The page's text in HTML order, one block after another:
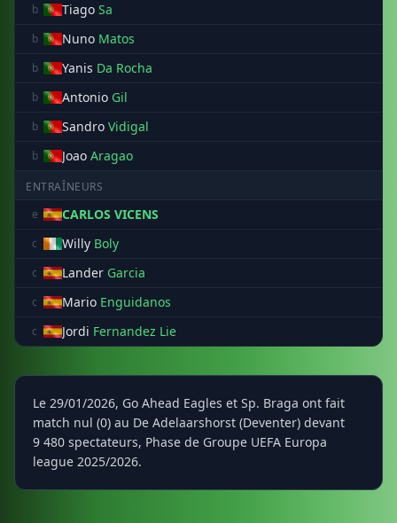
b Tiago Sa
b Nuno Matos
b Yanis Da Rocha
b Antonio Gil
b Sandro Vidigal
b Joao Aragao
ENTRAÎNEURS
e
CARLOS VICENS
c Willy Boly
c Lander Garcia
c Mario Enguidanos
c Jordi Fernandez Lie
Le 29/01/2026, Go Ahead Eagles et Sp. Braga ont fait
match nul (0) au De Adelaarshorst (Deventer) devant
9 480 spectateurs, Phase de Groupe UEFA Europa
league 2025/2026.